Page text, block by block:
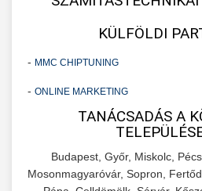
KÜLFÖLDI
- MMC CHIPTUNING
- ONLINE MARKETING
TANÁCSADÁS A
Budapest, Győr, Miskolc,
Mosonmagyaróvár, Sopron,